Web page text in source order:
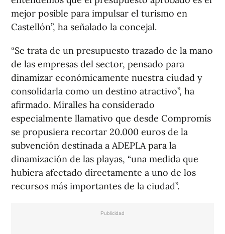
mejor posible para impulsar el turismo en
Castellón”, ha señalado la concejal.
“Se trata de un presupuesto trazado de la mano
de las empresas del sector, pensado para
dinamizar económicamente nuestra ciudad y
consolidarla como un destino atractivo”, ha
afirmado. Miralles ha considerado
especialmente llamativo que desde Compromís
se propusiera recortar 20.000 euros de la
subvención destinada a ADEPLA para la
dinamización de las playas, “una medida que
hubiera afectado directamente a uno de los
recursos más importantes de la ciudad”.